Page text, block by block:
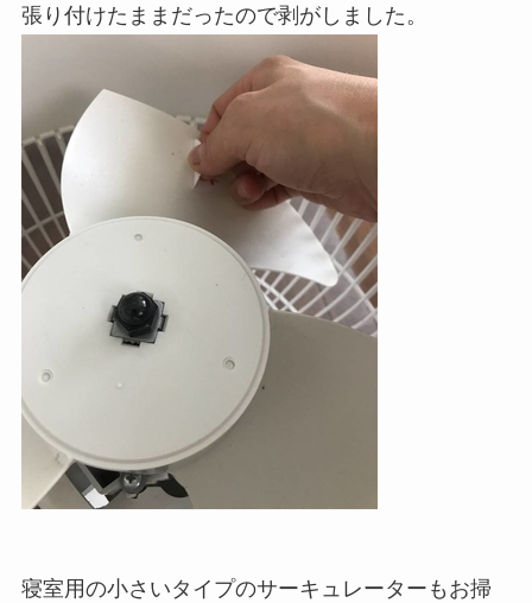
張り付けたままだったので剥がしました。
寝室用の小さいタイプのサーキュレーターもお掃